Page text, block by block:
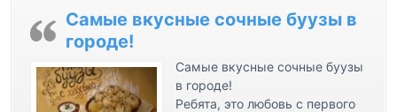
Самые вкусные сочные буузы в
городе!
Самые вкусные сочные буузы
в городе!
Ребята, это любовь с первого